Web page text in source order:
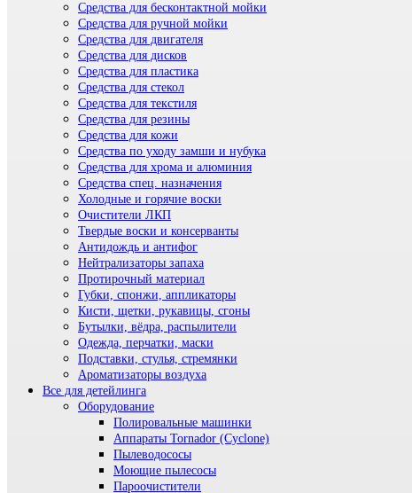
Средства для бесконтактной мойки
Средства для ручной мойки
Средства для двигателя
Средства для дисков
Средства для пластика
Средства для стекол
Средства для текстиля
Средства для резины
Средства для кожи
Средства по уходу замши и нубука
Средства для хрома и алюминия
Средства спец. назначения
Холодные и горячие воски
Очистители ЛКП
Твердые воски и консерванты
Антидождь и антифог
Нейтрализаторы запаха
Протирочный материал
Губки, спонжи, аппликаторы
Кисти, щетки, рукавицы, сгоны
Бутылки, вёдра, распылители
Одежда, перчатки, маски
Подставки, стулья, стремянки
Ароматизаторы воздуха
Все для детейлинга
Оборудование
Полировальные машинки
Аппараты Tornador (Cyclone)
Пылеводососы
Моющие пылесосы
Пароочистители